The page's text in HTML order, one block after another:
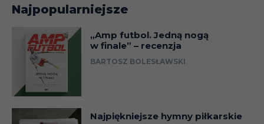
Najpopularniejsze
„Amp futbol. Jedną nogą
w finale” – recenzja
BARTOSZ BOLESŁAWSKI
Najpiękniejsze hymny piłkarskie